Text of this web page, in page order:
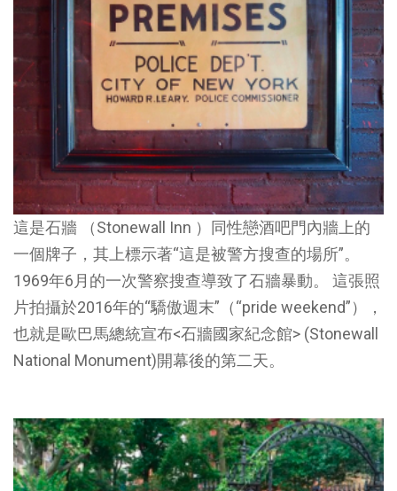
這是石牆 （Stonewall Inn ）同性戀酒吧門內牆上的
一個牌子，其上標示著“這是被警方搜查的場所”。
1969年6月的一次警察搜查導致了石牆暴動。 這張照
片拍攝於2016年的“驕傲週末”（“pride weekend”），
也就是歐巴馬總統宣布<石牆國家紀念館> (Stonewall
National Monument)開幕後的第二天。